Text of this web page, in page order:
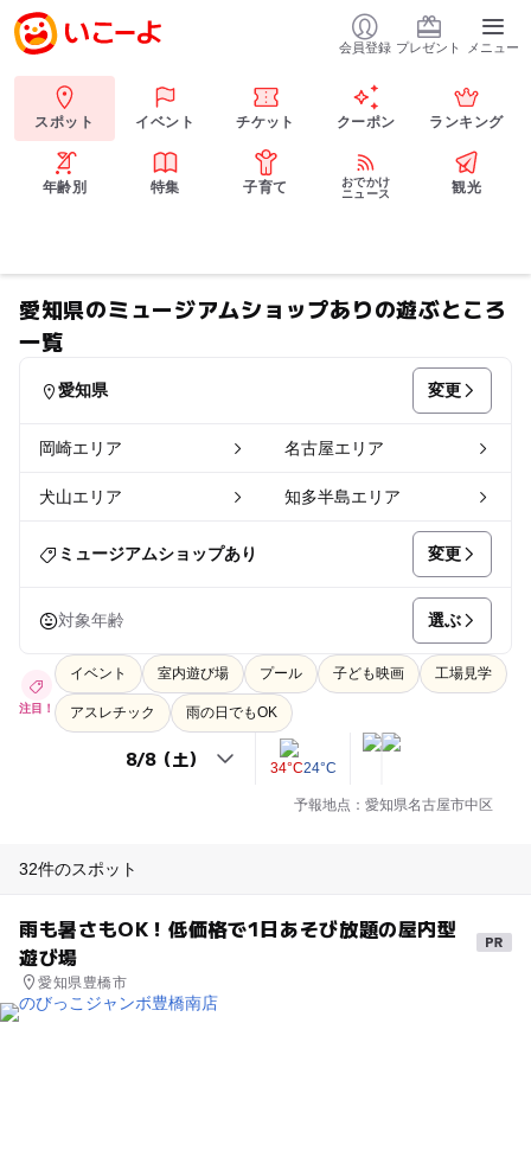
会員登録 プレゼント メニュー
スポット イベント チケット クーポン ランキング
年齢別 特集 子育て
おでかけ
ニュース
観光
愛知県のミュージアムショップありの遊ぶところ
一覧
愛知県 変更
岡崎エリア 名古屋エリア
犬山エリア 知多半島エリア
ミュージアムショップあり 変更
対象年齢 選ぶ
注目！
イベント 室内遊び場 プール 子ども映画 工場見学
アスレチック 雨の日でもOK
34°C24°C
予報地点：愛知県名古屋市中区
32件のスポット
雨も暑さもOK！低価格で1日あそび放題の屋内型
遊び場
愛知県豊橋市